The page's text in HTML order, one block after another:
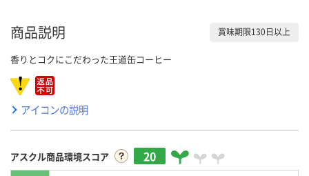
商品説明 賞味期限130日以上
香りとコクにこだわった王道缶コーヒー
アイコンの説明
アスクル商品環境スコア 20